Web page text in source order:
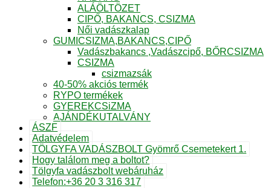
ALÁÖLTÖZET
CIPŐ, BAKANCS, CSIZMA
Női vadászkalap
GUMICSIZMA,BAKANCS,CIPŐ
Vadászbakancs ,Vadászcipő, BŐRCSIZMA
CSIZMA
csizmazsák
40-50% akciós termék
RYPO termékek
GYEREKCSiZMA
AJÁNDÉKUTALVÁNY
ÁSZF
Adatvédelem
TÖLGYFA VADÁSZBOLT Gyömrő Csemetekert 1.
Hogy találom meg a boltot?
Tölgyfa vadászbolt webáruház
Telefon:+36 20 3 316 317